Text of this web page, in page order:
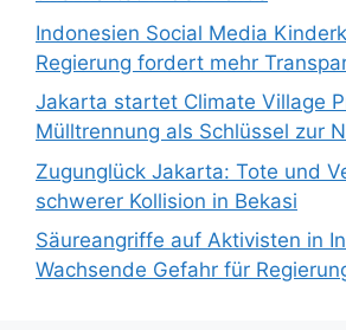
Indonesien Social Media
Regierung fordert mehr
Jakarta startet Climate Village
Mülltrennung als Schlüssel zur
Zugunglück Jakarta: Tote und
schwerer Kollision in Bekasi
Säureangriffe auf Aktivisten in
Wachsende Gefahr für